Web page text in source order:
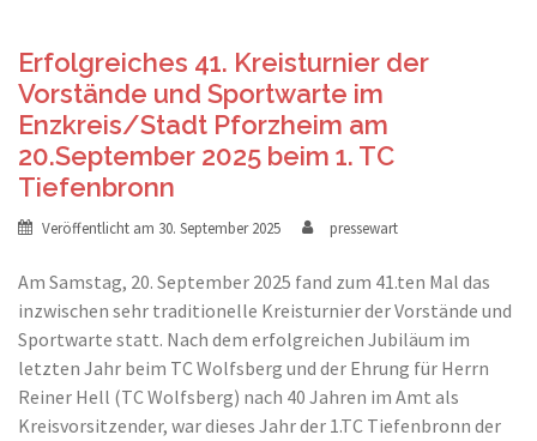
Erfolgreiches 41. Kreisturnier der
Vorstände und Sportwarte im
Enzkreis/Stadt Pforzheim am
20.September 2025 beim 1. TC
Tiefenbronn
Veröffentlicht am 30. September 2025 pressewart
Am Samstag, 20. September 2025 fand zum 41.ten Mal das
inzwischen sehr traditionelle Kreisturnier der Vorstände und
Sportwarte statt. Nach dem erfolgreichen Jubiläum im
letzten Jahr beim TC Wolfsberg und der Ehrung für Herrn
Reiner Hell (TC Wolfsberg) nach 40 Jahren im Amt als
Kreisvorsitzender, war dieses Jahr der 1.TC Tiefenbronn der